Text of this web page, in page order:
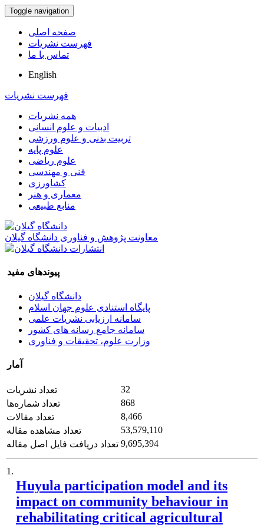
Toggle navigation
صفحه اصلی
فهرست نشریات
تماس با ما
English
فهرست نشریات
همه نشریات
ادبیات و علوم انسانی
تربیت بدنی و علوم ورزشی
علوم پایه
علوم ریاضی
فنی و مهندسی
کشاورزی
معماری و هنر
منابع طبیعی
معاونت پژوهش و فناوری دانشگاه گیلان
پیوندهای مفید
دانشگاه گیلان
پایگاه استنادی علوم جهان اسلام
سامانه ارزیابی نشریات علمی
سامانه جامع رسانه های کشور
وزارت علوم، تحقیقات و فناوری
آمار
تعداد نشریات
32
تعداد شماره‌ها
868
تعداد مقالات
8,466
تعداد مشاهده مقاله
53,579,110
تعداد دریافت فایل اصل مقاله 9,695,394
1.
Huyula participation model and its
impact on community behaviour in
rehabilitating critical agricultural